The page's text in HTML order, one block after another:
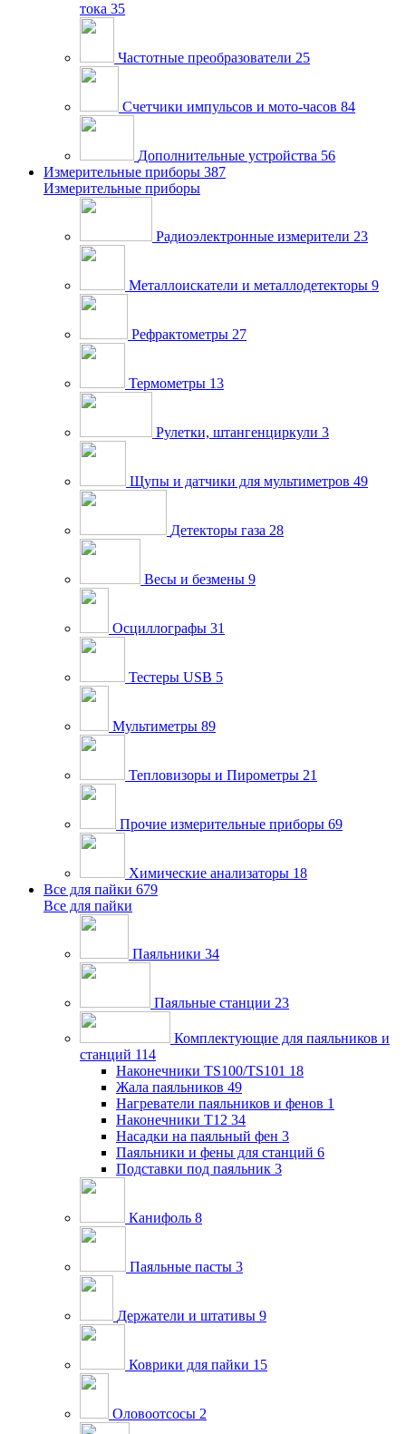
тока 35
Частотные преобразователи 25
Счетчики импульсов и мото-часов 84
Дополнительные устройства 56
Измерительные приборы 387
Измерительные приборы
Радиоэлектронные измерители 23
Металлоискатели и металлодетекторы 9
Рефрактометры 27
Термометры 13
Рулетки, штангенциркули 3
Щупы и датчики для мультиметров 49
Детекторы газа 28
Весы и безмены 9
Осциллографы 31
Тестеры USB 5
Мультиметры 89
Тепловизоры и Пирометры 21
Прочие измерительные приборы 69
Химические анализаторы 18
Все для пайки 679
Все для пайки
Паяльники 34
Паяльные станции 23
Комплектующие для паяльников и
станций 114
Наконечники TS100/TS101 18
Жала паяльников 49
Нагреватели паяльников и фенов 1
Наконечники T12 34
Насадки на паяльный фен 3
Паяльники и фены для станций 6
Подставки под паяльник 3
Канифоль 8
Паяльные пасты 3
Держатели и штативы 9
Коврики для пайки 15
Оловоотсосы 2